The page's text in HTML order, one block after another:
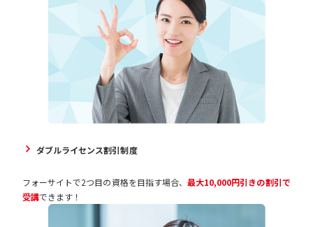
ダブルライセンス割引制度
フォーサイトで2つ目の資格を目指す場合、 最大10,000円引きの割引で
受講できます！